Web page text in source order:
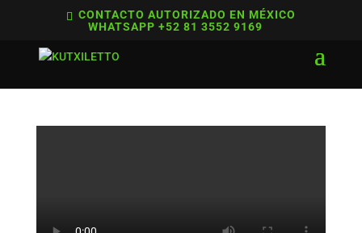
CONTACTO AUTORIZADO EN MÉXICO
WHATSAPP +52 81 3552 9169